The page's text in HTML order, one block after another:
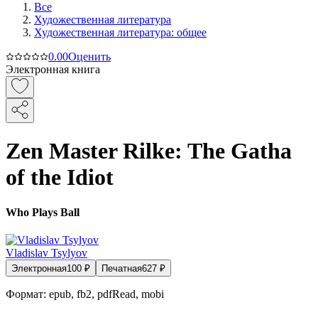
Все
Художественная литература
Художественная литература: общее
0.00Оценить
Электронная книга
Zen Master Rilke: The Gatha
of the Idiot
Who Plays Ball
Vladislav Tsylyov
Электронная100 ₽ Печатная627 ₽
Формат: epub, fb2, pdfRead, mobi